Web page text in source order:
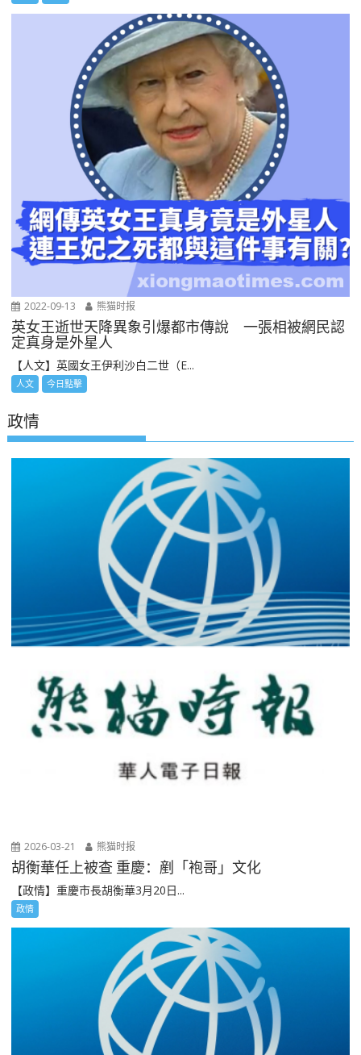
2022-09-13 熊猫时报
英女王逝世天降異象引爆都市傳說 一張相被網民認
定真身是外星人
【人文】英國女王伊利沙白二世（E...
人文 今日點擊
政情
2026-03-21 熊猫时报
胡衡華任上被查 重慶：剷「袍哥」文化
【政情】重慶市長胡衡華3月20日...
政情